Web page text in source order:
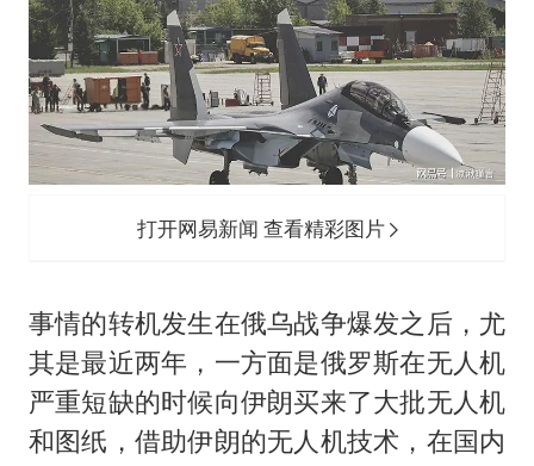
打开网易新闻 查看精彩图片
事情的转机发生在俄乌战争爆发之后，尤
其是最近两年，一方面是俄罗斯在无人机
严重短缺的时候向伊朗买来了大批无人机
和图纸，借助伊朗的无人机技术，在国内